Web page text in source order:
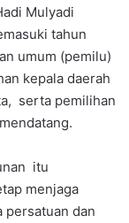
Mulyadi
tahun
umum (pemilu)
kepala daerah
serta pemilihan
itu
menjaga
persatuan dan